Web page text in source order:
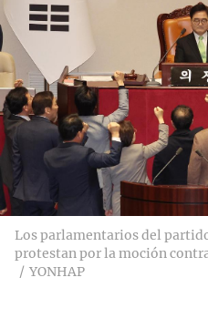
Los parlamentarios del
protestan por la moción
YONHAP